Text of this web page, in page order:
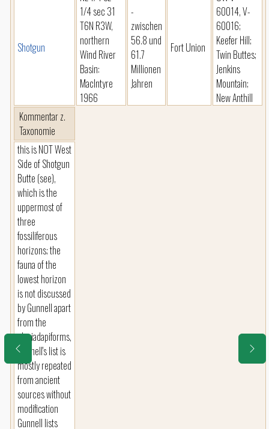
Shotgun
1/4 sec 31
T6N R3W,
northern
Wind River
Basin:
MacIntyre
1966
-
zwischen
56.8 und
61.7
Millionen
Jahren
Fort Union
60014, V-
60016;
Keefer Hill;
Twin Buttes;
Jenkins
Mountain;
New Anthill
Kommentar z.
Taxonomie
this is NOT West
Side of Shotgun
Butte (see),
which is the
uppermost of
three
fossiliferous
horizons; the
fauna of the
lowest horizon
is not discussed
by Gunnell apart
from the
plesiadapiforms,
Gunnell's list is
mostly repeated
from ancient
sources without
modification
Gunnell lists